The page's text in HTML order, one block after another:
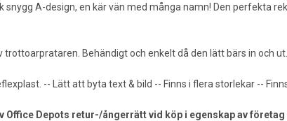
snygg A-design, en kär vän med många namn! Den perfekta
Behändigt och enkelt då den lätt bärs in och ut.
-- Lätt att byta text & bild -- Finns i flera storlekar --
Office Depots retur-/ångerrätt vid köp i egenskap av